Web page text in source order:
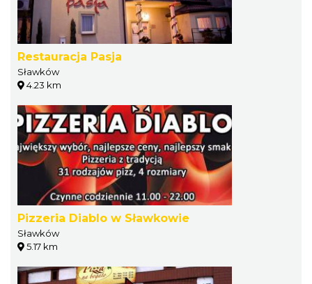
Restauracja Pasja
Sławków
4.23 km
Pizzeria Diablo w Sławkowie
Sławków
5.17 km